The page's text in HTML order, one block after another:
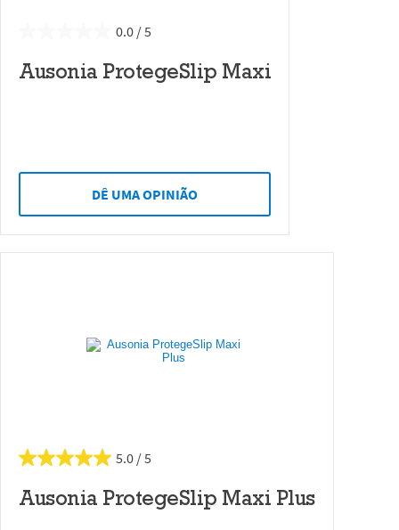
0.0
Ausonia ProtegeSlip Maxi
DÊ UMA OPINIÃO
5.0
Ausonia ProtegeSlip Maxi Plus